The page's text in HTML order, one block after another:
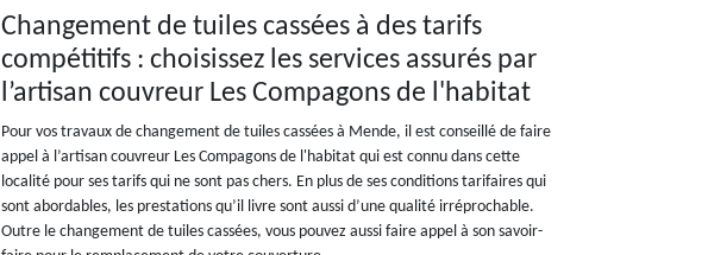
Changement de tuiles cassées à des tarifs
compétitifs : choisissez les services assurés par
l’artisan couvreur Les Compagons de l'habitat
Pour vos travaux de changement de tuiles cassées à Mende, il est conseillé de faire
appel à l’artisan couvreur Les Compagons de l'habitat qui est connu dans cette
localité pour ses tarifs qui ne sont pas chers. En plus de ses conditions tarifaires qui
sont abordables, les prestations qu’il livre sont aussi d’une qualité irréprochable.
Outre le changement de tuiles cassées, vous pouvez aussi faire appel à son savoir-